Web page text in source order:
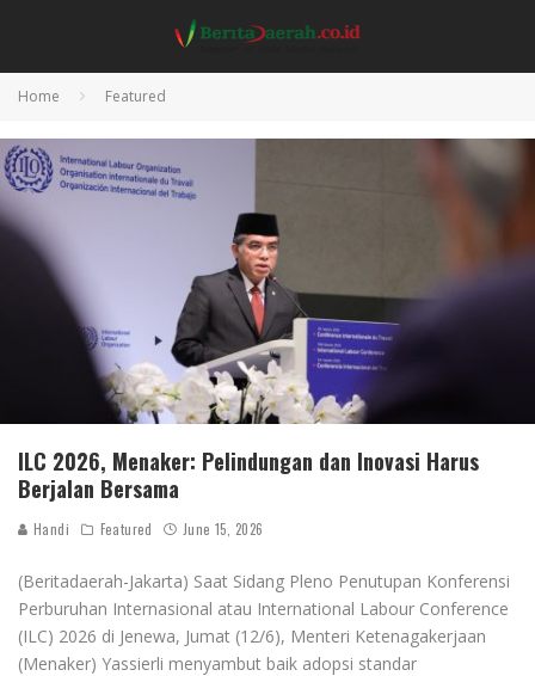
Home Featured
ILC 2026, Menaker: Pelindungan dan Inovasi Harus
Berjalan Bersama
Handi Featured June 15, 2026
(Beritadaerah-Jakarta) Saat Sidang Pleno Penutupan Konferensi
Perburuhan Internasional atau International Labour Conference
(ILC) 2026 di Jenewa, Jumat (12/6), Menteri Ketenagakerjaan
(Menaker) Yassierli menyambut baik adopsi standar